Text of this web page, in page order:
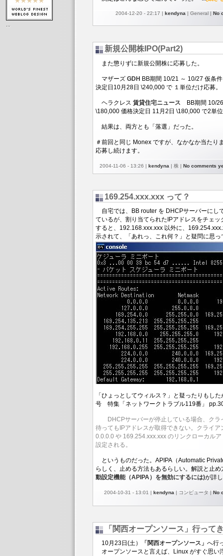
2004-12-20 - 22:17 | kendyna | General | No
新規公開株IPO(Part2)
また懲りずに新規公開株に応募した。
マザーズ GDH BB期間 10/21 ～ 10/27 仮条
決定日10月28日 \240,000 で １単位だけ応募。
ヘラクレス 賃貸住宅ニュース BB期間 10/
\180,000 価格決定日 11月2日 \180,000 で2単
結果は、両方とも「落選」だった。
＃前回と同じ Monex ですが、なかなか当たり
応募し続けます。
2004-11-06 - 13:26 | kendyna | 株 | No comments
169.254.xxx.xxx って？
自宅では、BB router を DHCPサーバーにし
ているが、割り当てられたIPアドレスをチェ
すると、192.168.xxx.xxx 以外に、
示されて、「あれっ、これ何？」と疑問に思っ
「ひょっとしてウィルス？」と疑ったりもし
号 特集「ネットワークトラブル119番」
DHCPサーバーが停止している場合、ク
待ってもIPアドレスが取得できない。クライ
0.0.0.0 や 169.254.xxx.xxx のリンクローカル
設定される。
というものだった。APIPA（Automatic
らしく、止める方法もあるらしい。解説と止め
動設定機能（APIPA）を無効にするには)が詳
2004-10-31 - 13:01 | kendyna | コンピュータ |No
「関西オープンソース」行って
10月23日(土） 「関西オープンソース」 へ行
オープンソースと言えば、Linux がすぐ思い